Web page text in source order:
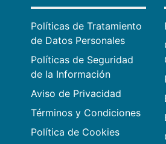
Políticas de Tratamiento
de Datos Personales
Políticas de Seguridad
de la Información
Aviso de Privacidad
Términos y Condiciones
Política de Cookies